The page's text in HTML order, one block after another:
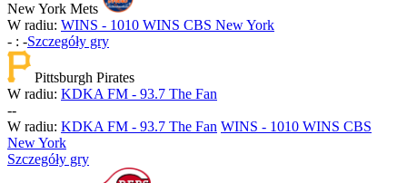
New York Mets
W radiu: WINS - 1010 WINS CBS New York
- : -Szczegóły gry
Pittsburgh Pirates
W radiu: KDKA FM - 93.7 The Fan
--
W radiu: KDKA FM - 93.7 The Fan WINS - 1010 WINS CBS
New York
Szczegóły gry